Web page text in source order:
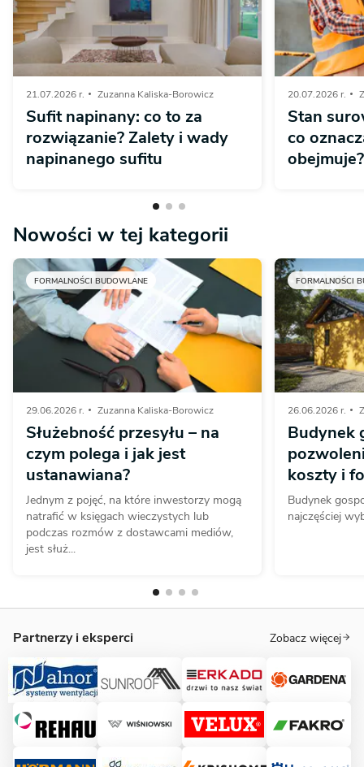
21.07.2026 r. Zuzanna Kaliska-Borowicz
Sufit napinany: co to za
rozwiązanie? Zalety i wady
napinanego sufitu
20.07.2026 r.
Stan
co
obejmuje?
Nowości w tej kategorii
FORMALNOŚCI BUDOWLANE
29.06.2026 r. Zuzanna Kaliska-Borowicz
Służebność przesyłu – na
czym polega i jak jest
ustanawiana?
Jednym z pojęć, na które inwestorzy mogą
natrafić w księgach wieczystych lub
podczas rozmów z dostawcami mediów,
jest służ...
FORMALNOŚCI
26.06.2026 r.
Budynek
koszty i
Budynek
najczęściej
Partnerzy i eksperci Zobacz więcej